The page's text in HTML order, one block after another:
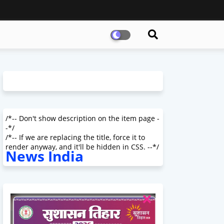
/*-- Don't show description on the item page -
-*/
/*-- If we are replacing the title, force it to
render anyway, and it'll be hidden in CSS. --*/
News India